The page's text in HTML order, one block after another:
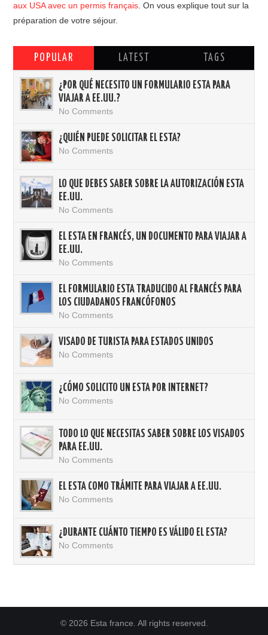
aux USA avec un permis français . On vous explique tout sur la
préparation de votre séjour.
POPULAR LATEST TAGS
¿POR QUÉ NECESITO UN FORMULARIO ESTA PARA
VIAJAR A EE.UU.?
No Comments
¿QUIÉN PUEDE SOLICITAR EL ESTA?
No Comments
LO QUE DEBES SABER SOBRE LA AUTORIZACIÓN ESTA
EE.UU.
No Comments
EL ESTA EN FRANCÉS, UN DOCUMENTO PARA VIAJAR A
EE.UU.
No Comments
EL FORMULARIO ESTA TRADUCIDO AL FRANCÉS PARA
LOS CIUDADANOS FRANCÓFONOS
No Comments
VISADO DE TURISTA PARA ESTADOS UNIDOS
No Comments
¿CÓMO SOLICITO UN ESTA POR INTERNET?
No Comments
TODO LO QUE NECESITAS SABER SOBRE LOS VISADOS
PARA EE.UU.
No Comments
EL ESTA COMO TRÁMITE PARA VIAJAR A EE.UU.
No Comments
¿DURANTE CUÁNTO TIEMPO ES VÁLIDO EL ESTA?
No Comments
© 2026 Esta france. All rights reserved.